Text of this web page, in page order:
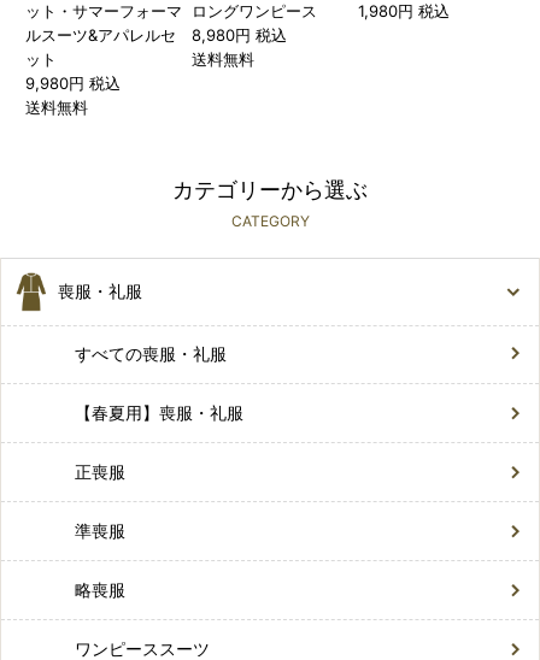
ット・サマーフォーマ
ルスーツ&アパレルセ
ット
9,980円 税込
送料無料
ロングワンピース
8,980円 税込
送料無料
1,980円 税込
カテゴリーから選ぶ
CATEGORY
喪服・礼服
すべての喪服・礼服
【春夏用】喪服・礼服
正喪服
準喪服
略喪服
ワンピーススーツ